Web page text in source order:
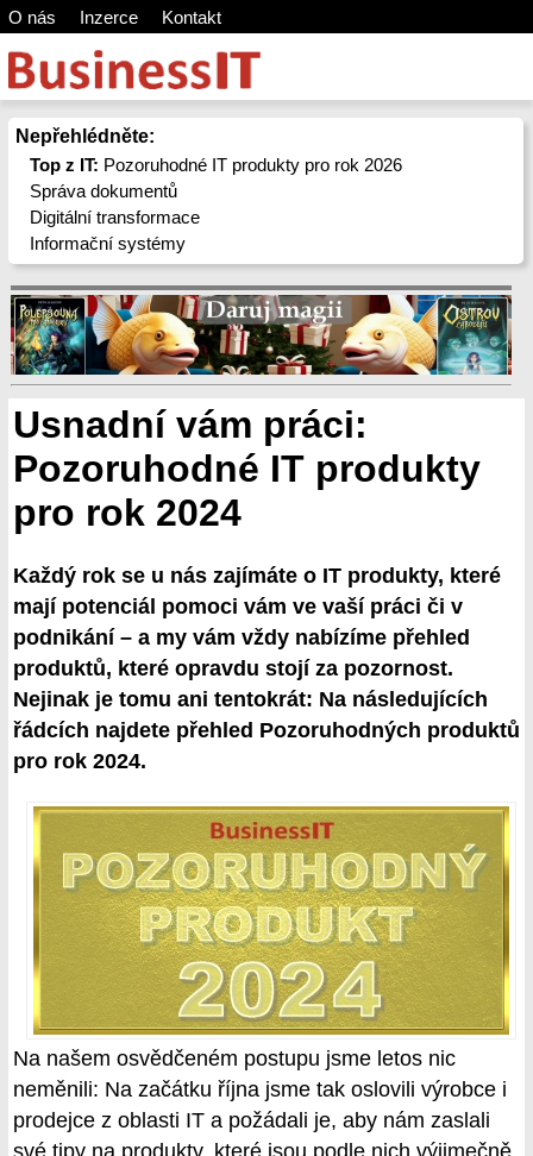
O nás Inzerce Kontakt
Nepřehlédněte:
Top z IT: Pozoruhodné IT produkty pro rok 2026
Správa dokumentů
Digitální transformace
Informační systémy
Usnadní vám práci:
Pozoruhodné IT produkty
pro rok 2024
Každý rok se u nás zajímáte o IT produkty, které
mají potenciál pomoci vám ve vaší práci či v
podnikání – a my vám vždy nabízíme přehled
produktů, které opravdu stojí za pozornost.
Nejinak je tomu ani tentokrát: Na následujících
řádcích najdete přehled Pozoruhodných produktů
pro rok 2024.
Na našem osvědčeném postupu jsme letos nic
neměnili: Na začátku října jsme tak oslovili výrobce i
prodejce z oblasti IT a požádali je, aby nám zaslali